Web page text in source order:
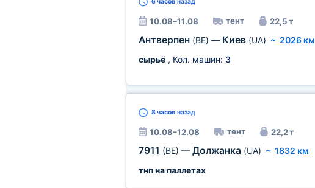
10.08–11.08 тент 22,5 т
Антверпен (BE) — Киев (UA) ~ 2026 км
сырьё, Кол. машин: 3
8 часовназад
10.08–12.08 тент 22,2 т
7911 (BE) — Должанка (UA) ~ 1832 км
тнп на паллетах